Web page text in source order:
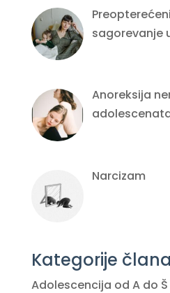
sagorevanje
Anoreksija
Narcizam
Kategorije
Adolescencija od A do Š